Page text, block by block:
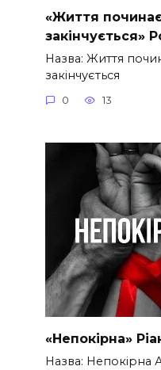
«Життя
закінчується»
Назва: Життя
закінчується
0 13
«Непокірна»
Назва: Непокірна